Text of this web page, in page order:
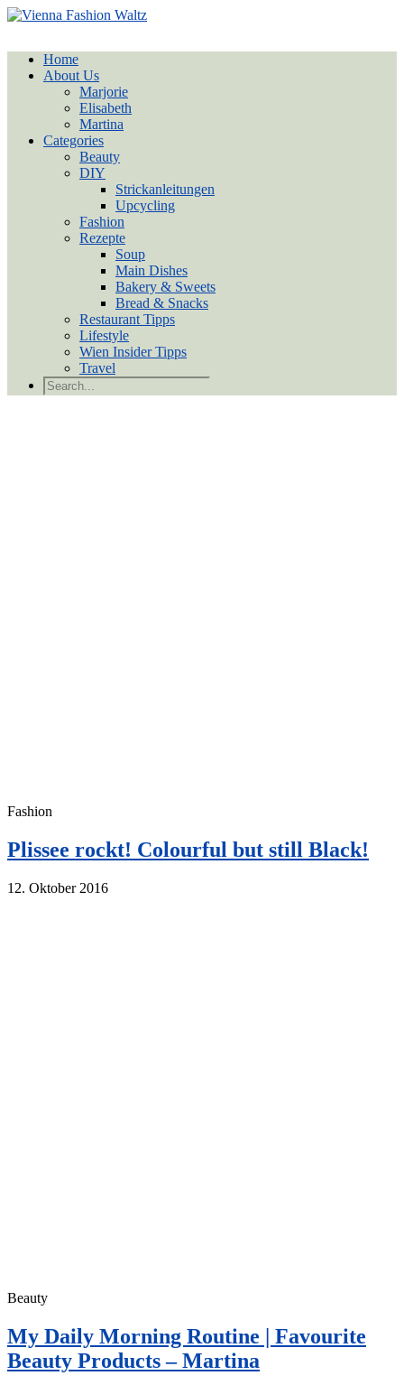
Home
About Us
Marjorie
Elisabeth
Martina
Categories
Beauty
DIY
Strickanleitungen
Upcycling
Fashion
Rezepte
Soup
Main Dishes
Bakery & Sweets
Bread & Snacks
Restaurant Tipps
Lifestyle
Wien Insider Tipps
Travel
Fashion
Plissee rockt! Colourful but still Black!
12. Oktober 2016
Beauty
My Daily Morning Routine | Favourite
Beauty Products – Martina